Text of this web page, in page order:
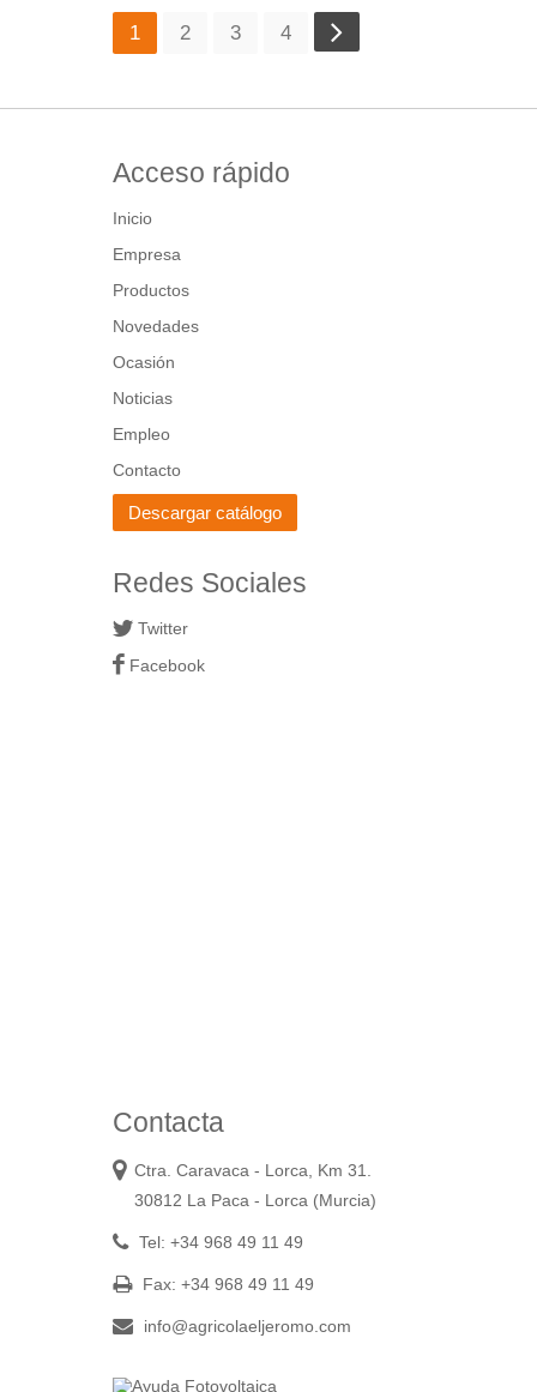
+
1 2 3 4
Acceso rápido
Inicio
Empresa
Productos
Novedades
Ocasión
Noticias
Empleo
Contacto
Descargar catálogo
Redes Sociales
Twitter
Facebook
Contacta
Ctra. Caravaca - Lorca, Km 31.
30812 La Paca - Lorca (Murcia)
Tel: +34 968 49 11 49
Fax: +34 968 49 11 49
info@agricolaeljeromo.com